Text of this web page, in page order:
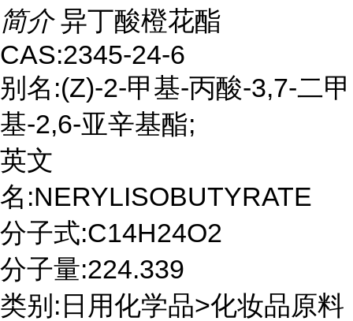
简介 异丁酸橙花酯
CAS:2345-24-6
别名:(Z)-2-甲基-丙酸-3,7-二甲
基-2,6-亚辛基酯;
英文
名:NERYLISOBUTYRATE
分子式:C14H24O2
分子量:224.339
类别:日用化学品>化妆品原料